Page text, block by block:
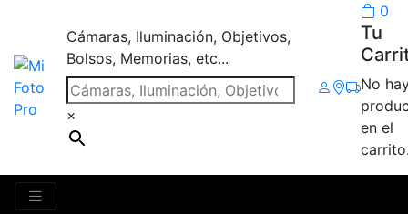
Cámaras, Iluminación, Objetivos,
Bolsos, Memorias, etc...
×
0
Tu
No
en el